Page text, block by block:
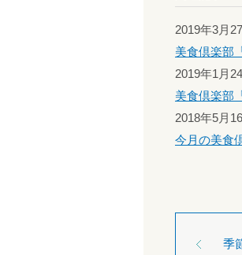
2019年3月
美食倶楽部
2019年1月
美食倶楽部
2018年5月
今月の美食
季